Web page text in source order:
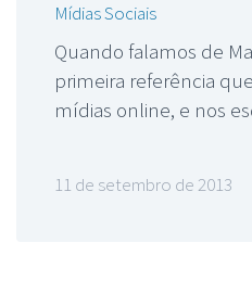
Mídias Sociais
Quando falamos de
primeira referência
mídias online, e nos
11 de setembro de 2013